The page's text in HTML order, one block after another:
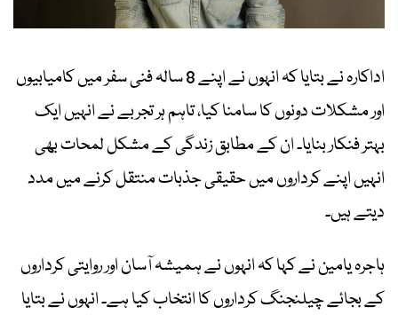
اداکارہ نے بتایا کہ انہوں نے اپنے 8 سالہ فنی سفر میں کامیابیوں
اور مشکلات دونوں کا سامنا کیا، تاہم ہر تجربے نے انہیں ایک
بہتر فنکار بنایا۔ ان کے مطابق زندگی کے مشکل لمحات بھی
انہیں اپنے کرداروں میں حقیقی جذبات منتقل کرنے میں مدد
دیتے ہیں۔
ہاجرہ یامین نے کہا کہ انہوں نے ہمیشہ آسان اور روایتی کرداروں
کے بجائے چیلنجنگ کرداروں کا انتخاب کیا ہے۔ انہوں نے بتایا